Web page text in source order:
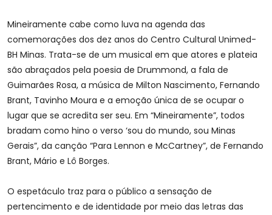
Mineiramente cabe como luva na agenda das
comemorações dos dez anos do Centro Cultural Unimed-
BH Minas. Trata-se de um musical em que atores e plateia
são abraçados pela poesia de Drummond, a fala de
Guimarães Rosa, a música de Milton Nascimento, Fernando
Brant, Tavinho Moura e a emoção única de se ocupar o
lugar que se acredita ser seu. Em “Mineiramente”, todos
bradam como hino o verso ‘sou do mundo, sou Minas
Gerais”, da canção “Para Lennon e McCartney”, de Fernando
Brant, Mário e Lô Borges.
O espetáculo traz para o público a sensação de
pertencimento e de identidade por meio das letras das